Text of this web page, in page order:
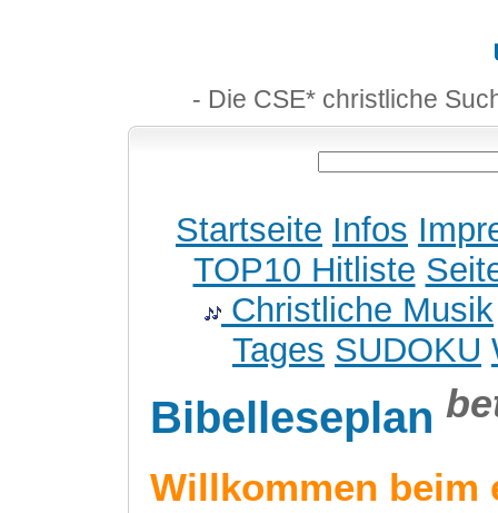
- Die CSE* christliche
Startseite Infos
TOP10 Hitliste
Christliche Musik
Tages SUDOKU
Bibelleseplan
Willkommen beim